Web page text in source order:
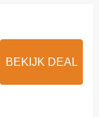
BEKIJK DEAL